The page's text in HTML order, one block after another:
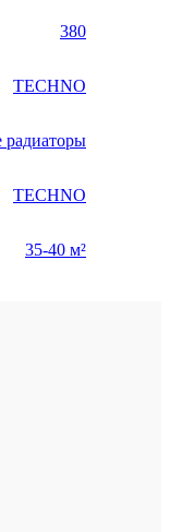
380
TECHNO
радиаторы
TECHNO
35-40 м²